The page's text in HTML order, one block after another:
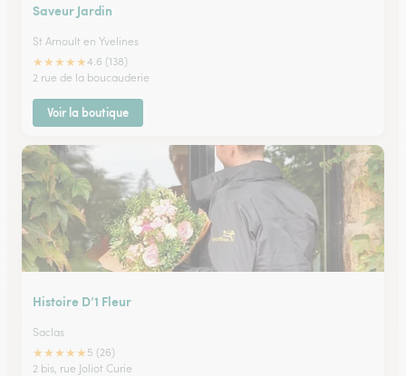
Saveur Jardin
St Arnoult en Yvelines
★★★★★4.6 (138)
2 rue de la boucauderie
Voir la boutique
Histoire D’1 Fleur
Saclas
★★★★★ 5 (26)
2 bis, rue Joliot Curie